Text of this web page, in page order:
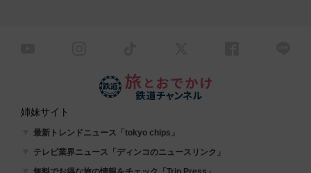
姉妹サイト
最新トレンドニュース「tokyo chips」
テレビ業界ニュース「ディンコのニュースリンク」